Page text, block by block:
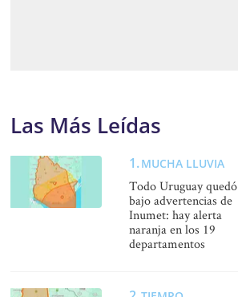
Las Más Leídas
MUCHA LLUVIA
Todo Uruguay quedó
bajo advertencias de
Inumet: hay alerta
naranja en los 19
departamentos